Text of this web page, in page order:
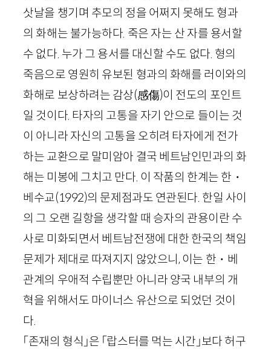
삿날을 챙기며 추모의 정을 어쩌지 못해도 형과
의 화해는 불가능하다. 죽은 자는 산 자를 용서할
수 없다. 누가 그 용서를 대신할 수도 없다. 형의
죽음으로 영원히 유보된 형과의 화해를 러이와의
화해로 보상하려는 감상(感傷)이 전도의 포인트
일 것이다. 타자의 고통을 자기 안으로 들이는 것
이 아니라 자신의 고통을 오히려 타자에게 전가
하는 교환으로 말미암아 결국 베트남인민과의 화
해는 미봉에 그치고 만다. 이 작품의 한계는 한・
베수교(1992)의 문제점과도 연관된다. 한일 사이
의 그 오랜 길항을 생각할 때 승자의 관용이란 수
사로 미화되면서 베트남전쟁에 대한 한국의 책임
문제가 제대로 따져지지 않았으니, 이는 한・베
관계의 우애적 수립뿐만 아니라 양국 내부의 개
혁을 위해서도 마이너스 유산으로 되었던 것이
다.
「존재의 형식」은 「랍스터를 먹는 시간」보다 허구